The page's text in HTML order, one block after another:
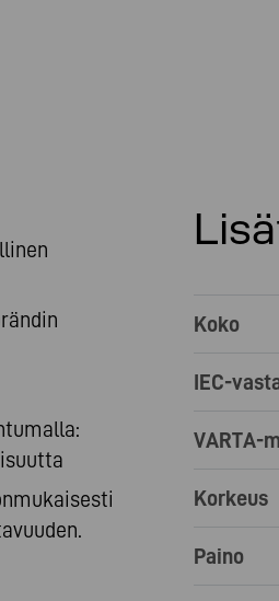
Koko
IEC-
VARTA-
Korkeus
Paino